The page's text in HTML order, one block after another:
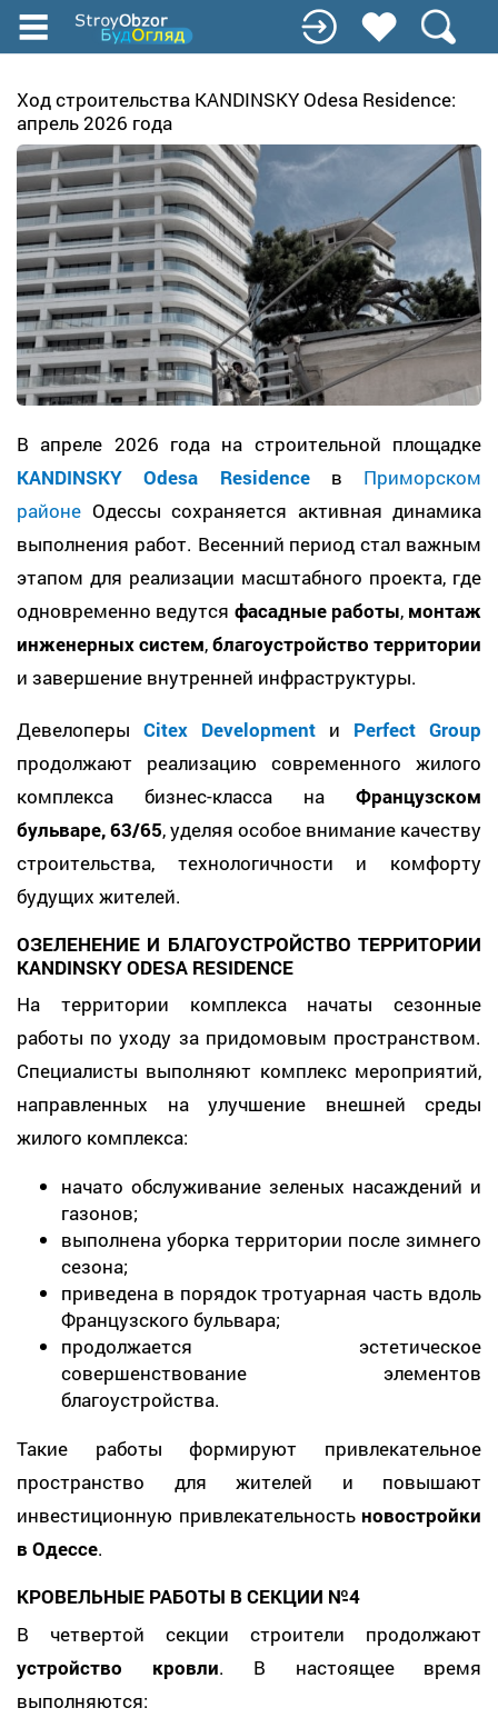
Перейти
содержанию
Ход строительства KANDINSKY Odesa Residence:
апрель 2026 года
В апреле 2026 года на строительной площадке
KANDINSKY Odesa Residenceв Приморском
районе Одессы сохраняется активная динамика
выполнения работ. Весенний период стал важным
этапом для реализации масштабного проекта, где
одновременно ведутся фасадные работы, монтаж
инженерных систем,благоустройство территории
и завершение внутренней инфраструктуры.
Девелоперы Citex Development и Perfect Group
продолжают реализацию современного жилого
комплекса бизнес-класса на Французском
бульваре, 63/65, уделяя особое внимание качеству
строительства, технологичности и комфорту
будущих жителей.
ОЗЕЛЕНЕНИЕ И БЛАГОУСТРОЙСТВО ТЕРРИТОРИИ
KANDINSKY ODESA RESIDENCE
На территории комплекса начаты сезонные
работы по уходу за придомовым пространством.
Специалисты выполняют комплекс мероприятий,
направленных на улучшение внешней среды
жилого комплекса:
начато обслуживание зеленых насаждений и
газонов;
выполнена уборка территории после зимнего
сезона;
приведена в порядок тротуарная часть вдоль
Французского бульвара;
продолжается эстетическое
совершенствование элементов
благоустройства.
Такие работы формируют привлекательное
пространство для жителей и повышают
инвестиционную привлекательность новостройки
в Одессе.
КРОВЕЛЬНЫЕ РАБОТЫ В СЕКЦИИ №4
В четвертой секции строители продолжают
устройство кровли. В настоящее время
выполняются: